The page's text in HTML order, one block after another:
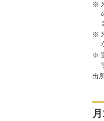
※
※
※
出